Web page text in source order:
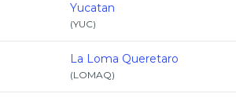
Yucatan
(YUC)
La Loma Queretaro
(LOMAQ)